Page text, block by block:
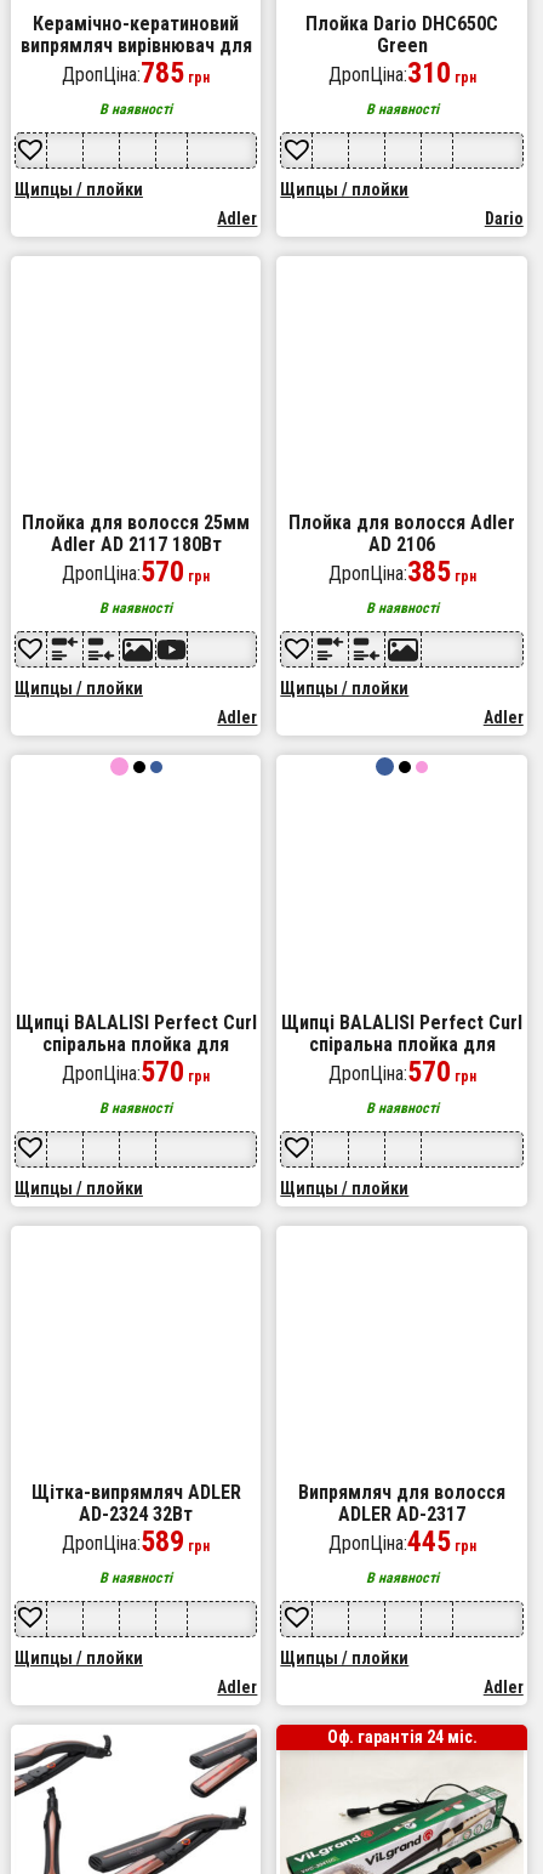
Керамічно-кератиновий
випрямляч вирівнювач для
волосся Adler AD 2321
ДропЦіна:785 грн
В наявності
Щипцы / плойки
Adler
Плойка Dario DHC650C
Green
ДропЦіна:310 грн
В наявності
Щипцы / плойки
Dario
Плойка для волосся 25мм
Adler AD 2117 180Вт
ДропЦіна:570 грн
В наявності
Щипцы / плойки
Adler
Плойка для волосся Adler
AD 2106
ДропЦіна:385грн
В наявності
Щипцы / плойки
Adler
Щипці BALALISI Perfect Curl
спіральна плойка для
завивки волосся, міні
плойка гофре, стайлер для
укладання Pink
ДропЦіна:570 грн
В наявності
Щипцы / плойки
Щипці BALALISI Perfect Curl
спіральна плойка для
завивки волосся, міні
плойка гофре, стайлер для
укладання Blue
ДропЦіна:570 грн
В наявності
Щипцы / плойки
Щітка-випрямляч ADLER
AD-2324 32Вт
ДропЦіна:589 грн
В наявності
Щипцы / плойки
Adler
Випрямляч для волосся
ADLER AD-2317
ДропЦіна:445грн
В наявності
Щипцы / плойки
Adler
Оф. гарантія 24 міс.